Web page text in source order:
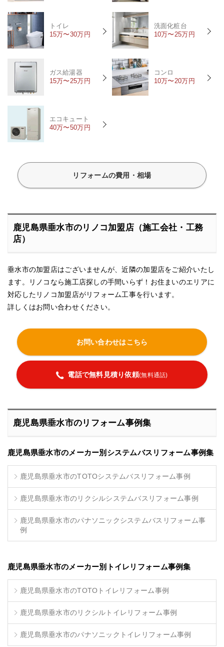
トイレ
15万〜30万円
洗面化粧台
10万〜25万円
ガス給湯器
15万〜25万円
コンロ
10万〜20万円
エコキュート
40万〜50万円
リフォームの費用・相場
鹿児島県垂水市のリノコ加盟店（施工会社・工務
店）
垂水市の加盟店はございませんが、近隣の加盟店をご紹介いたし
ます。リノコなら施工店探しの手間いらず！お住まいのエリアに
対応したリノコ加盟店がリフォーム工事を行います。
詳しくはお問い合わせください。
お問い合わせはこちら
電話で無料見積り依頼(無料通話)
鹿児島県垂水市のリフォーム事例集
鹿児島県垂水市のメーカー別システムバスリフォーム事例集
鹿児島県垂水市のTOTOシステムバスリフォーム事例
鹿児島県垂水市のリクシルシステムバスリフォーム事例
鹿児島県垂水市のパナソニックシステムバスリフォーム事
例
鹿児島県垂水市のメーカー別トイレリフォーム事例集
鹿児島県垂水市のTOTOトイレリフォーム事例
鹿児島県垂水市のリクシルトイレリフォーム事例
鹿児島県垂水市のパナソニックトイレリフォーム事例